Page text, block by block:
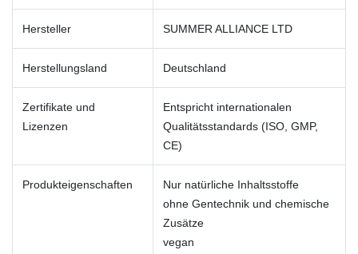
Hersteller SUMMER ALLIANCE LTD
Herstellungsland Deutschland
Zertifikate und
Lizenzen
Entspricht internationalen
Qualitätsstandards (ISO, GMP,
CE)
Produkteigenschaften
Nur natürliche Inhaltsstoffe
ohne Gentechnik und chemische
Zusätze
vegan